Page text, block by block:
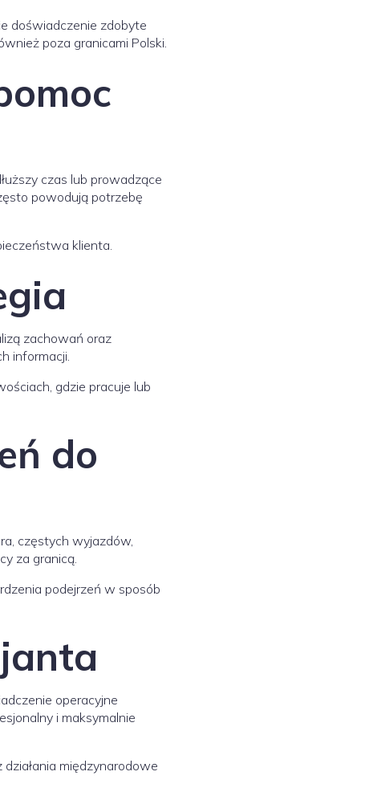
doświadczenie zdobyte
poza granicami Polski.
czas lub prowadzące
powodują potrzebę
klienta.
zachowań oraz
informacji.
gdzie pracuje lub
do
częstych wyjazdów,
za granicą.
podejrzeń w sposób
operacyjne
i maksymalnie
międzynarodowe